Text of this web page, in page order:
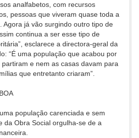
analfabetos, com recursos
pessoas que viveram quase toda a
Agora já vão surgindo outro tipo de
continua a ser esse tipo de
esclarece a directora-geral da
“É uma população que acabou por
e nem as casas davam para
que entretanto criaram”.
população carenciada e sem
da Obra Social orgulha-se de a